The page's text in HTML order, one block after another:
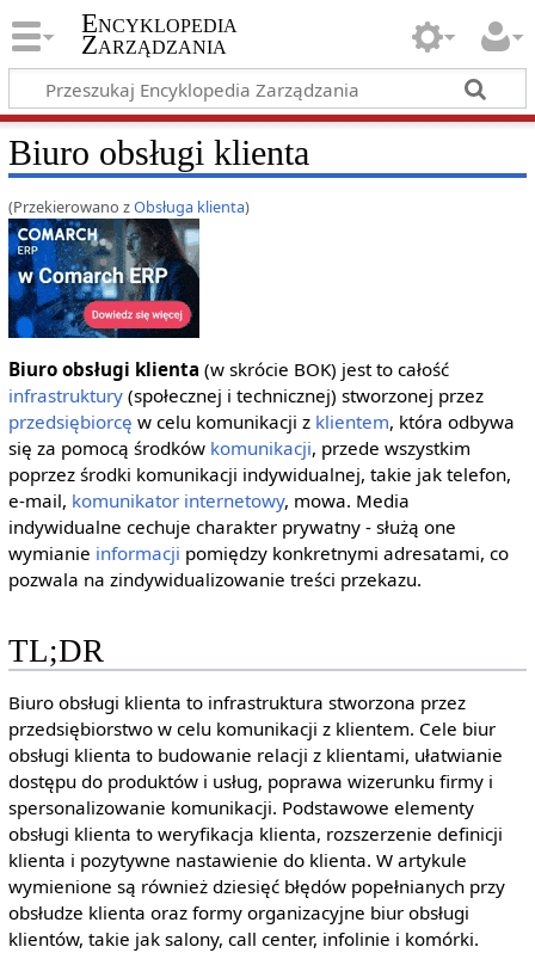
Encyklopedia
Zarządzania
Biuro obsługi klienta
(Przekierowano zObsługa klienta)
Biuro obsługi klienta (w skrócie BOK) jest to całość
infrastruktury(społecznej i technicznej) stworzonej przez
przedsiębiorcę w celu komunikacji z klientem, która odbywa
się za pomocą środków komunikacji, przede wszystkim
poprzez środki komunikacji indywidualnej, takie jak telefon,
e-mail, komunikator internetowy, mowa. Media
indywidualne cechuje charakter prywatny - służą one
wymianie informacji pomiędzy konkretnymi adresatami, co
pozwala na zindywidualizowanie treści przekazu.
TL;DR
Biuro obsługi klienta to infrastruktura stworzona przez
przedsiębiorstwo w celu komunikacji z klientem. Cele biur
obsługi klienta to budowanie relacji z klientami, ułatwianie
dostępu do produktów i usług, poprawa wizerunku firmy i
spersonalizowanie komunikacji. Podstawowe elementy
obsługi klienta to weryfikacja klienta, rozszerzenie definicji
klienta i pozytywne nastawienie do klienta. W artykule
wymienione są również dziesięć błędów popełnianych przy
obsłudze klienta oraz formy organizacyjne biur obsługi
klientów, takie jak salony, call center, infolinie i komórki.